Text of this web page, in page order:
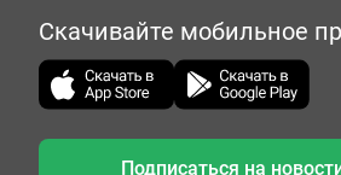
Скачивайте мобильное
Подписаться на